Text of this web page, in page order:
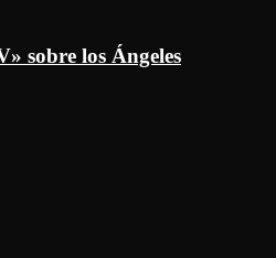
sobre los Ángeles